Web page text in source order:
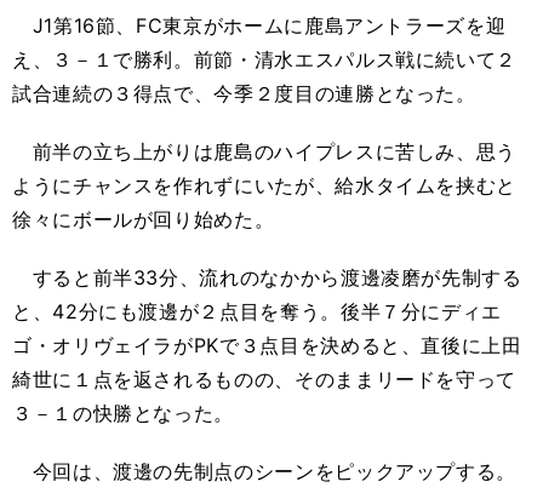
J1第16節、FC東京がホームに鹿島アントラーズを迎
え、３－１で勝利。前節・清水エスパルス戦に続いて２
試合連続の３得点で、今季２度目の連勝となった。
前半の立ち上がりは鹿島のハイプレスに苦しみ、思う
ようにチャンスを作れずにいたが、給水タイムを挟むと
徐々にボールが回り始めた。
すると前半33分、流れのなかから渡邊凌磨が先制する
と、42分にも渡邊が２点目を奪う。後半７分にディエ
ゴ・オリヴェイラがPKで３点目を決めると、直後に上田
綺世に１点を返されるものの、そのままリードを守って
３－１の快勝となった。
今回は、渡邊の先制点のシーンをピックアップする。